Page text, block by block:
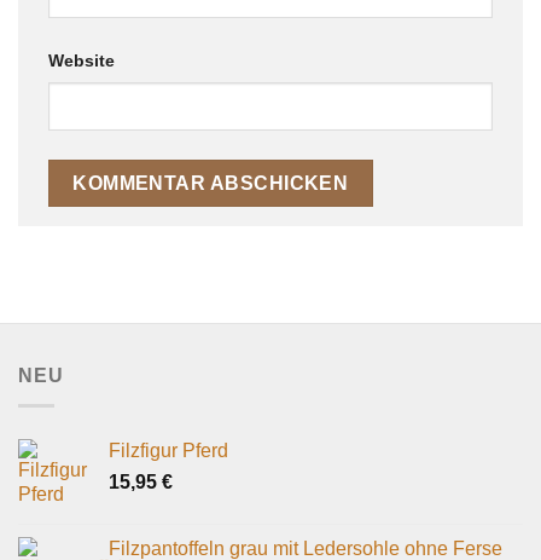
Website
NEU
Filzfigur Pferd
15,95 €
Filzpantoffeln grau mit Ledersohle ohne Ferse